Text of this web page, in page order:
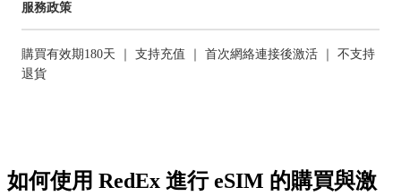
服務政策
購買有效期180天 ｜ 支持充值 ｜ 首次網絡連接後激活 ｜ 不支持
退貨
如何使用 RedEx 進行 eSIM 的購買與激